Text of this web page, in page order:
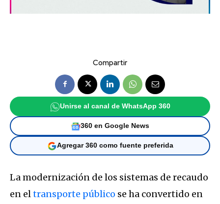
Compartir
Unirse al canal de WhatsApp 360
360 en Google News
Agregar 360 como fuente preferida
La modernización de los sistemas de recaudo
en eltransporte público se ha convertido en